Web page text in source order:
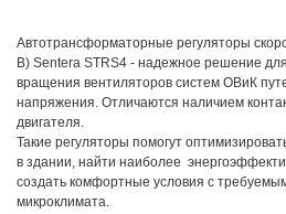
Автотрансформаторные регуляторы
В) Sentera STRS4 - надежное решение
вращения вентиляторов систем ОВиК
напряжения. Отличаются наличием
двигателя.
Такие регуляторы помогут
в здании, найти наиболее
создать комфортные условия с
микроклимата.